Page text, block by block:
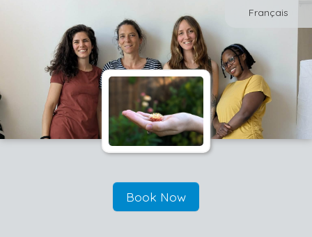
Français
Book Now